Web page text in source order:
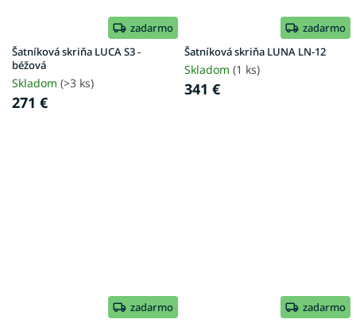
zadarmo
Šatníková skriňa LUCA S3 -
béžová
Skladom (>3 ks)
271 €
zadarmo
Šatníková skriňa LUNA LN-12
Skladom (1 ks)
341 €
zadarmo
zadarmo